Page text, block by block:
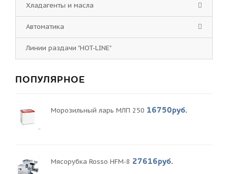
Хладагенты и масла
Автоматика
Линии раздачи "HOT-LINE"
ПОПУЛЯРНОЕ
Морозильный ларь МЛП 250 16750руб.
Мясорубка Rosso HFM-8 27616руб.